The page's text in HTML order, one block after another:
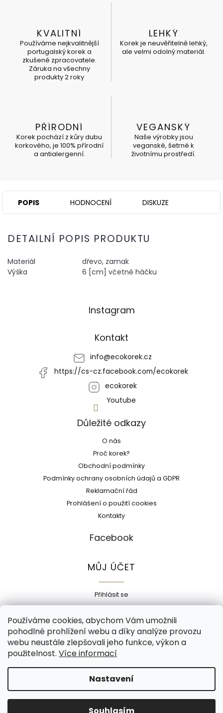
Používáme cookies, abychom Vám umožnili
pohodlné prohlížení webu a díky analýze provozu
webu neustále zlepšovali jeho funkce, výkon a
použitelnost. Více informací
Nastavení
KVALITNÍ
Používáme nejkvalitnější
portugalský korek a
zkušené zpracovatele.
Záruka na všechny
produkty 2 roky
LEHKÝ
Korek je neuvěřitelně lehký,
ale velmi odolný materiál.
PŘÍRODNÍ
Korek pochází z kůry dubu
korkového, je 100% přírodní
a antialergenní.
VEGANSKÝ
Naše výrobky jsou
veganské, šetrné k
životnímu prostředí.
POPIS HODNOCENÍ DISKUZE
DETAILNÍ POPIS PRODUKTU
Materiál
dřevo, zamak
Výška
6 [cm] včetně háčku
Instagram
Kontakt
info@ecokorek.cz
https://cs-cz.facebook.com/ecokorek
ecokorek
Youtube
Důležité odkazy
O nás
Proč korek?
Obchodní podmínky
Podmínky ochrany osobních údajů a GDPR
Reklamační řád
Prohlášení o použití cookies
Kontakty
Facebook
MŮJ ÚČET
Přihlásit se
Registrace
Historie objednávek
Adresy
Odhlásit se
Vytvořil Shoptet
. Všechna práva vyhrazena.